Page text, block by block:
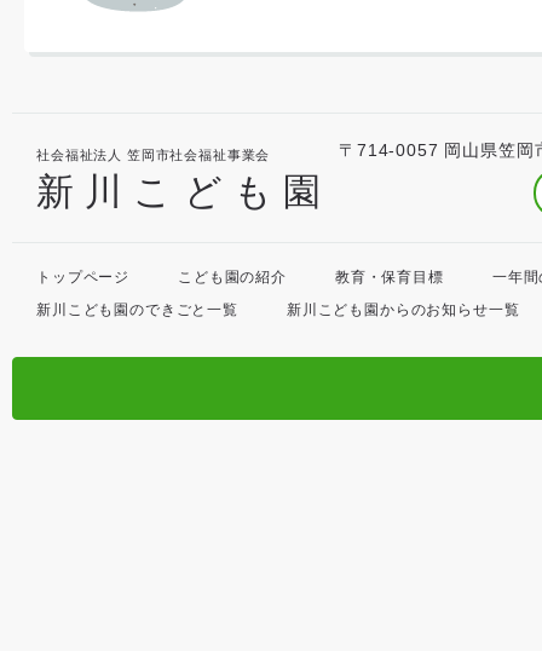
社会福祉法人 笠岡市社会福祉事業会
新川こども園
〒714-0057 岡山県笠岡
トップページ こども園の紹介 教育・保育目標
一年
新川こども園のできごと一覧
新川こども園からのお知らせ一覧